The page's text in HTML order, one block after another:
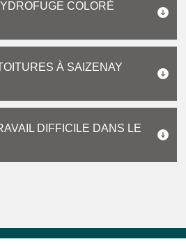
COLORÉ
À SAIZENAY
DIFFICILE DANS LE